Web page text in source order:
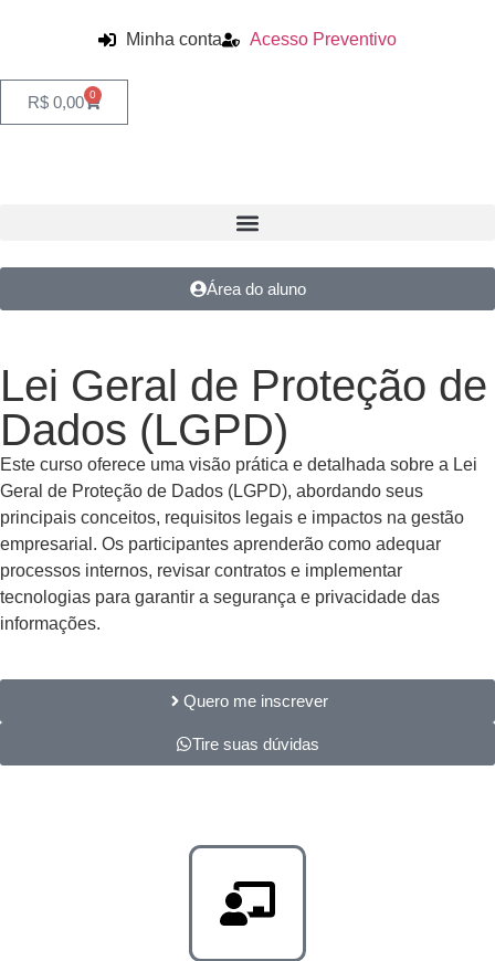
Minha conta Acesso Preventivo
R$ 0,00 0
Área do aluno
Lei Geral de Proteção de
Dados (LGPD)
Este curso oferece uma visão prática e detalhada sobre a Lei
Geral de Proteção de Dados (LGPD), abordando seus
principais conceitos, requisitos legais e impactos na gestão
empresarial. Os participantes aprenderão como adequar
processos internos, revisar contratos e implementar
tecnologias para garantir a segurança e privacidade das
informações.
Quero me inscrever
Tire suas dúvidas